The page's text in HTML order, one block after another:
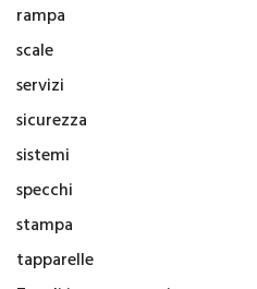
rampa
scale
servizi
sicurezza
sistemi
specchi
stampa
tapparelle